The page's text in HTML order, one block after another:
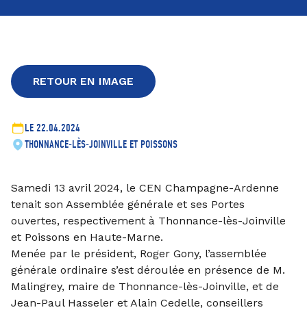
RETOUR EN IMAGE
LE 22.04.2024
THONNANCE-LÈS-JOINVILLE ET POISSONS
Samedi 13 avril 2024, le CEN Champagne-Ardenne
tenait son Assemblée générale et ses Portes
ouvertes, respectivement à Thonnance-lès-Joinville
et Poissons en Haute-Marne.
Menée par le président, Roger Gony, l’assemblée
générale ordinaire s’est déroulée en présence de M.
Malingrey, maire de Thonnance-lès-Joinville, et de
Jean-Paul Hasseler et Alain Cedelle, conseillers